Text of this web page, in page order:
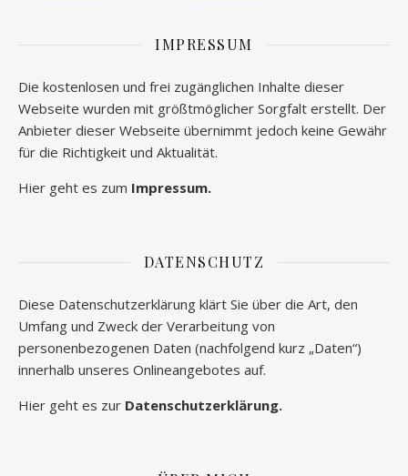
IMPRESSUM
Die kostenlosen und frei zugänglichen Inhalte dieser
Webseite wurden mit größtmöglicher Sorgfalt erstellt. Der
Anbieter dieser Webseite übernimmt jedoch keine Gewähr
für die Richtigkeit und Aktualität.
Hier geht es zum Impressum.
DATENSCHUTZ
Diese Datenschutzerklärung klärt Sie über die Art, den
Umfang und Zweck der Verarbeitung von
personenbezogenen Daten (nachfolgend kurz „Daten“)
innerhalb unseres Onlineangebotes auf.
Hier geht es zur Datenschutzerklärung.